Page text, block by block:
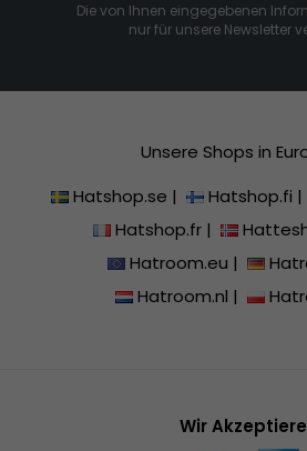
Die von Ihnen eingegebenen
nur für unsere Newsletter
Unsere Shops in
Hatshop.se | Hatshop.fi |
Hatshop.fr|
Hatroom.eu |
Hatroom.nl |
Wir